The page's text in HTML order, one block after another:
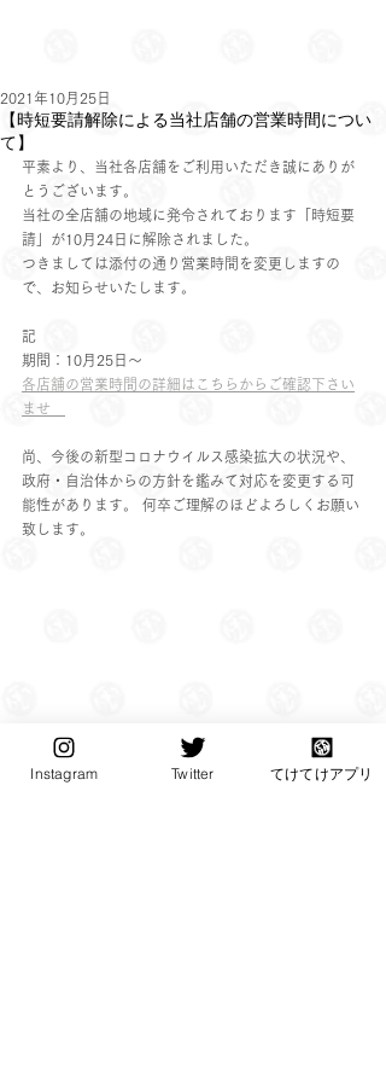
【時短要請解除による当社店舗の営業時間につい
て】
2021年10月25日
平素より、当社各店舗をご利用いただき誠にありが
とうございます。
当社の全店舗の地域に発令されております「時短要
請」が10月24日に解除されました。
つきましては添付の通り営業時間を変更しますの
で、お知らせいたします。
記
期間：10月25日～
各店舗の営業時間の詳細はこちらからご確認下さい
ませ
尚、今後の新型コロナウイルス感染拡大の状況や、
政府・自治体からの方針を鑑みて対応を変更する可
能性があります。 何卒ご理解のほどよろしくお願い
致します。
Instagram Twitter てけてけアプリ